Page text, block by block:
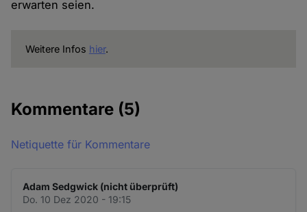
erwarten seien.
Weitere Infos hier.
Kommentare (5)
Netiquette für Kommentare
Adam Sedgwick (nicht überprüft)
Do. 10 Dez 2020 - 19:15